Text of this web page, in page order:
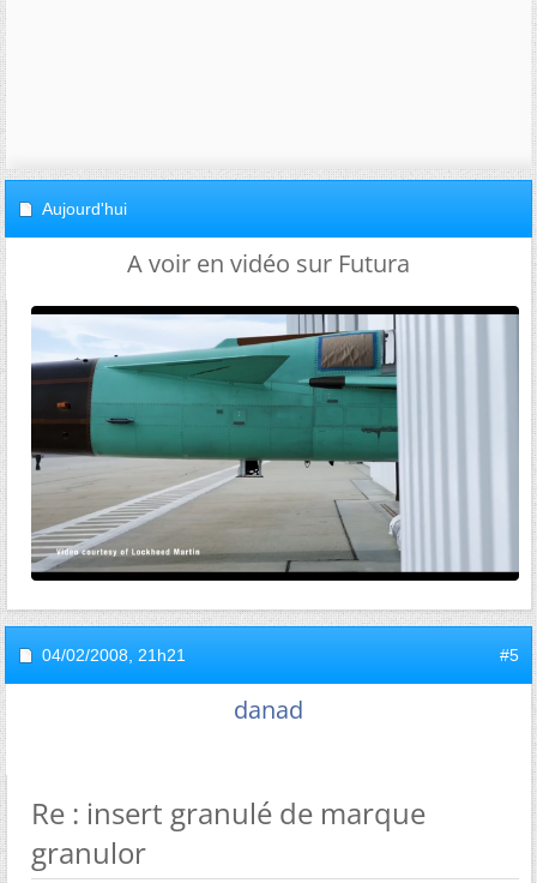
Aujourd'hui
A voir en vidéo sur Futura
04/02/2008, 21h21 #5
danad
Re : insert granulé de marque
granulor